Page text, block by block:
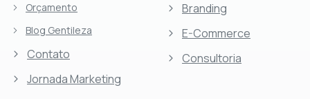
Orçamento
Blog Gentileza
Contato
Jornada Marketing
Branding
E-Commerce
Consultoria